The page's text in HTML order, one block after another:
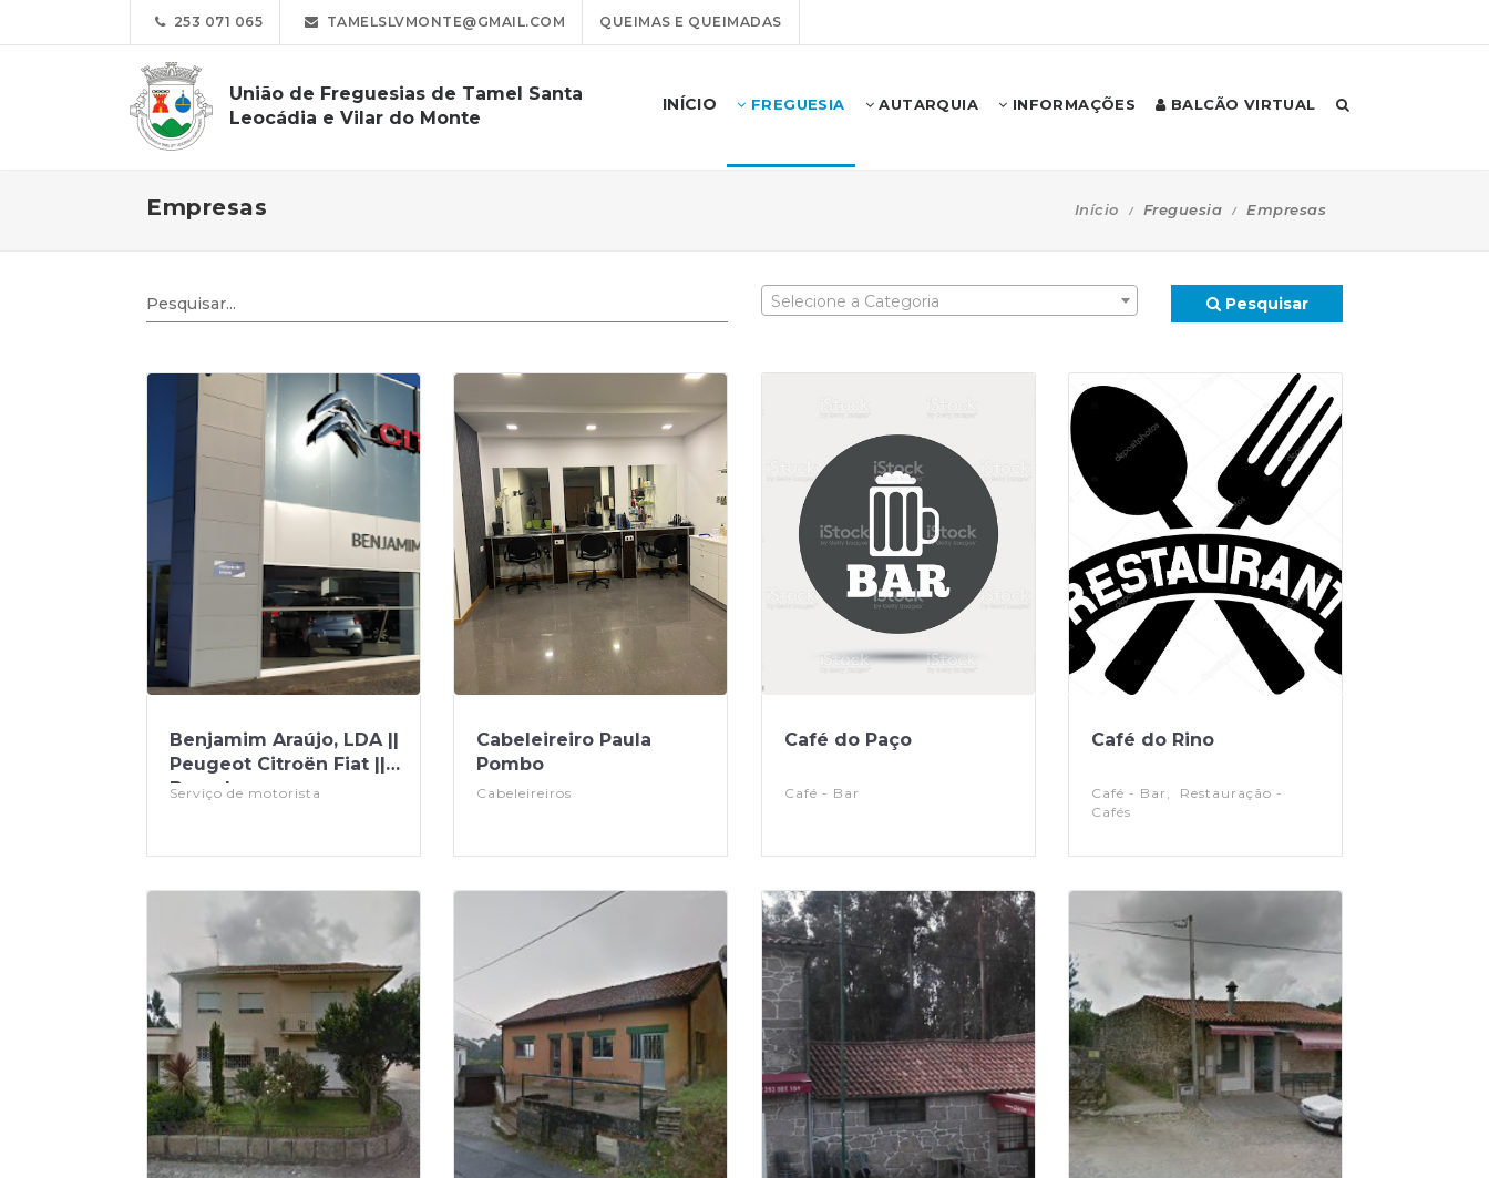
253 071 065 TAMELSLVMONTE@GMAIL.COM QUEIMAS E QUEIMADAS
União de Freguesias de Tamel Santa
Leocádia e Vilar do Monte
INÍCIO FREGUESIA AUTARQUIA INFORMAÇÕES BALCÃO VIRTUAL
Empresas Início Freguesia Empresas
Selecione a Categoria Pesquisar
Benjamim Araújo, LDA ||
Peugeot Citroën Fiat ||
Barcelos
Serviço de motorista
Cabeleireiro Paula
Pombo
Cabeleireiros
Café do Paço
Café - Bar
Café do Rino
Café - Bar, Restauração -
Cafés